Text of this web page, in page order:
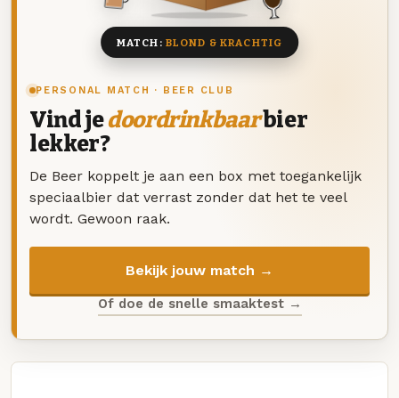
PERSONAL MATCH · BEER CLUB
Vind jedoordrinkbaarbier
lekker?
De Beer koppelt je aan een box met toegankelijk
speciaalbier dat verrast zonder dat het te veel
wordt. Gewoon raak.
Bekijk jouw match →
Of doe de snelle smaaktest →
MATCH: BLOND & KRACHTIG